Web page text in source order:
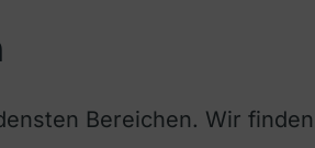
Bereichen. Wir